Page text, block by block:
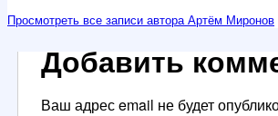
Просмотреть все записи автора Артём Миронов
Добавить
Ваш адрес email не будет